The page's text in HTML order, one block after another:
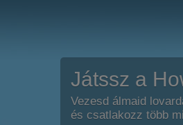
Játssz a
Vezesd álmaid
és csatlakozz több